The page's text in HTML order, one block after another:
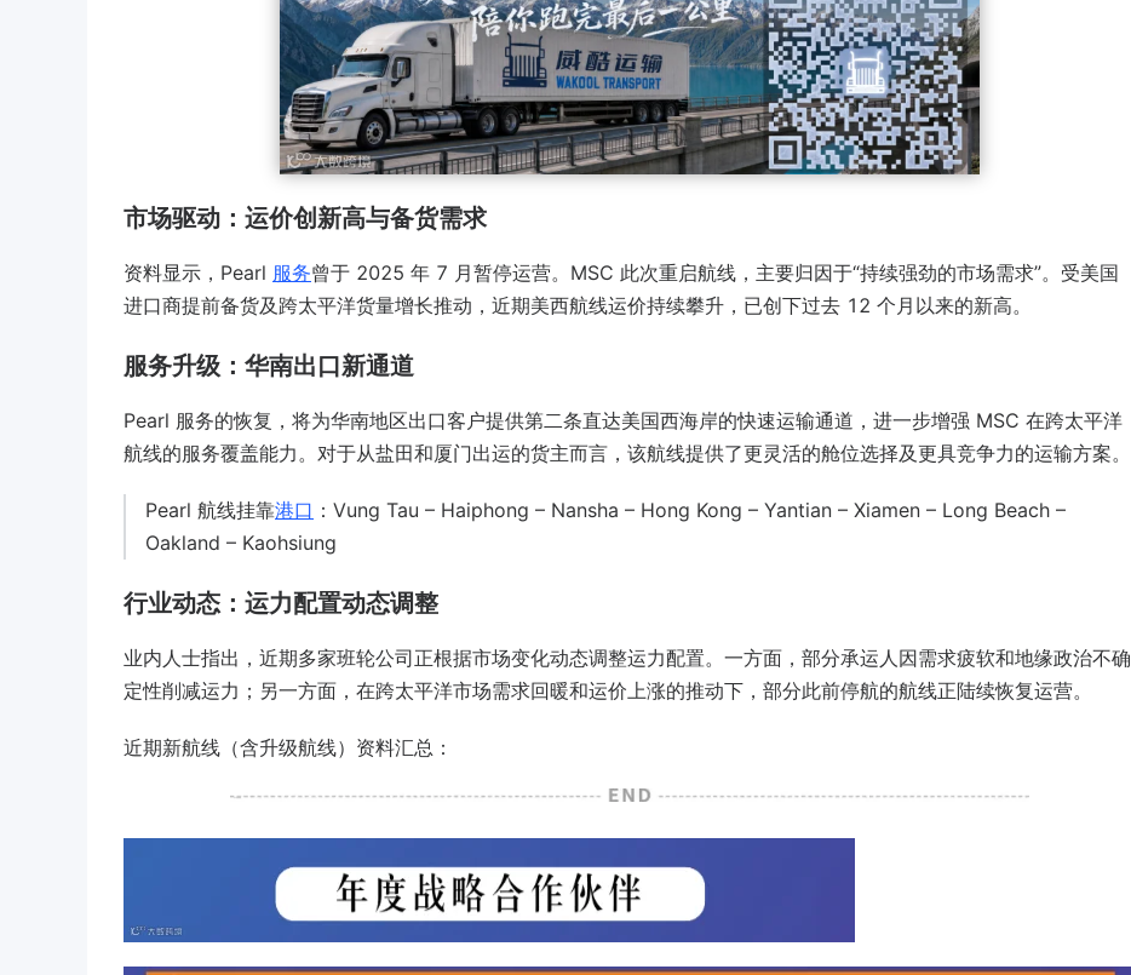
市场驱动：运价创新高与备货需求
资料显示，Pearl 服务曾于 2025 年 7 月暂停运营。MSC 此次重启航线，主要归因于“持续强劲的市场需求”。受美国
进口商提前备货及跨太平洋货量增长推动，近期美西航线运价持续攀升，已创下过去 12 个月以来的新高。
服务升级：华南出口新通道
Pearl 服务的恢复，将为华南地区出口客户提供第二条直达美国西海岸的快速运输通道，进一步增强 MSC 在跨太平洋
航线的服务覆盖能力。对于从盐田和厦门出运的货主而言，该航线提供了更灵活的舱位选择及更具竞争力的运输方案。
Pearl 航线挂靠港口 ：Vung Tau – Haiphong – Nansha – Hong Kong – Yantian – Xiamen – Long Beach –
Oakland – Kaohsiung
行业动态：运力配置动态调整
业内人士指出，近期多家班轮公司正根据市场变化动态调整运力配置。一方面，部分承运人因需求疲软和地缘政治不确
定性削减运力；另一方面，在跨太平洋市场需求回暖和运价上涨的推动下，部分此前停航的航线正陆续恢复运营。
近期新航线（含升级航线）资料汇总：